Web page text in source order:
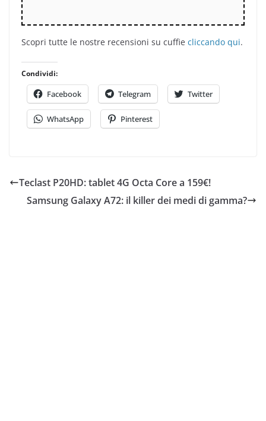
Scopri tutte le nostre recensioni su cuffie cliccando qui.
Condividi:
Facebook Telegram Twitter
WhatsApp Pinterest
Teclast P20HD: tablet 4G Octa Core a 159€!
Samsung Galaxy A72: il killer dei medi di gamma?